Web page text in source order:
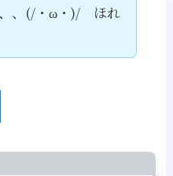
、(/・ω・)/ ほれ